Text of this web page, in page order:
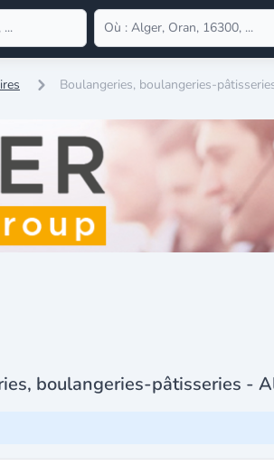
Boulangeries, boulangeries-
boulangeries-pâtisseries -